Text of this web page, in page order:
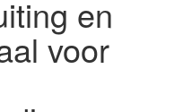
en
voor